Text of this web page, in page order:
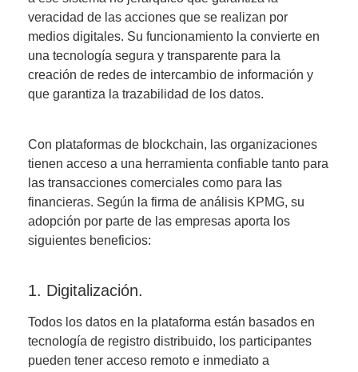
veracidad de las acciones que se realizan por
medios digitales. Su funcionamiento la convierte en
una tecnología segura y transparente para la
creación de redes de intercambio de información y
que garantiza la trazabilidad de los datos.
Con plataformas de blockchain, las organizaciones
tienen acceso a una herramienta confiable tanto para
las transacciones comerciales como para las
financieras. Según la firma de análisis KPMG, su
adopción por parte de las empresas aporta los
siguientes beneficios:
1. Digitalización.
Todos los datos en la plataforma están basados en
tecnología de registro distribuido, los participantes
pueden tener acceso remoto e inmediato a